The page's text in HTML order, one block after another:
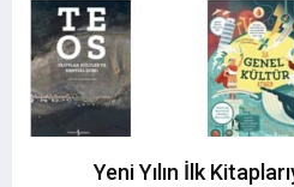
Yeni Yılın İlk